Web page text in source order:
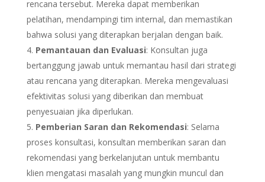
rencana tersebut. Mereka dapat memberikan
pelatihan, mendampingi tim internal, dan memastikan
bahwa solusi yang diterapkan berjalan dengan baik.
Pemantauan dan Evaluasi: Konsultan juga
bertanggung jawab untuk memantau hasil dari strategi
atau rencana yang diterapkan. Mereka mengevaluasi
efektivitas solusi yang diberikan dan membuat
penyesuaian jika diperlukan.
Pemberian Saran dan Rekomendasi: Selama
proses konsultasi, konsultan memberikan saran dan
rekomendasi yang berkelanjutan untuk membantu
klien mengatasi masalah yang mungkin muncul dan